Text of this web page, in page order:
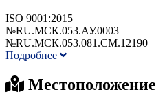
ISO 9001:2015
№RU.МСК.053.АУ.0003
№RU.МСК.053.081.CM.12190
Подробнее
Местоположение